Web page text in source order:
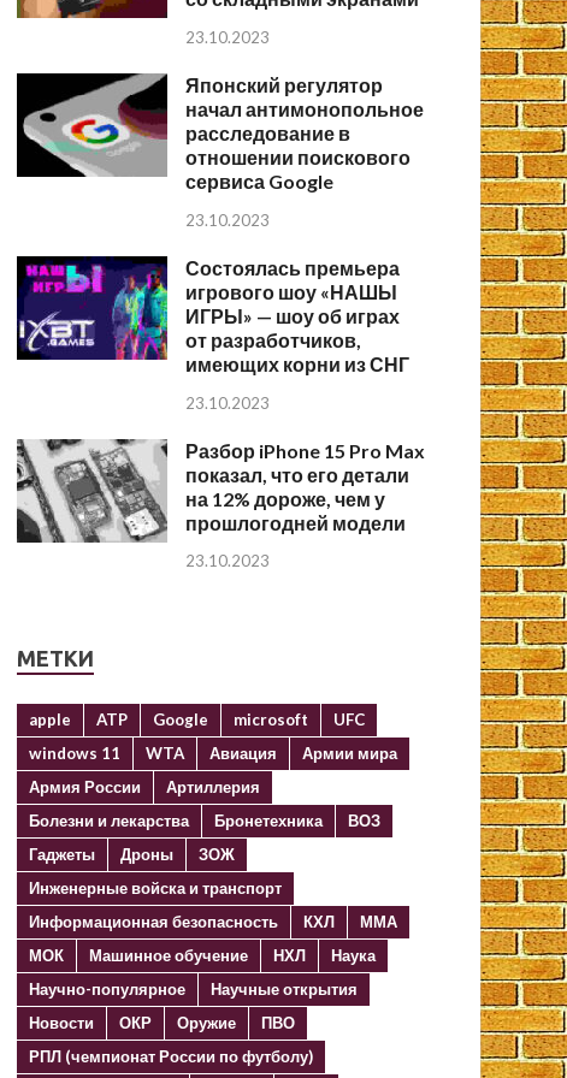
23.10.2023
Японский регулятор
начал антимонопольное
расследование в
отношении поискового
сервиса Google
23.10.2023
Состоялась премьера
игрового шоу «НАШЫ
ИГРЫ» — шоу об играх
от разработчиков,
имеющих корни из СНГ
23.10.2023
Разбор iPhone 15 Pro Max
показал, что его детали
на 12% дороже, чем у
прошлогодней модели
23.10.2023
МЕТКИ
apple ATP Google microsoft
UFC
windows 11
WTA Авиация
Армии мира
Армия России
Артиллерия
Болезни и лекарства
Бронетехника
ВОЗ
Гаджеты
Дроны
ЗОЖ
Инженерные войска и транспорт
Информационная безопасность
КХЛ
ММА
МОК
Машинное обучение НХЛ
Наука
Научно-популярное
Научные открытия
Новости
ОКР Оружие
ПВО
РПЛ (чемпионат России по футболу)